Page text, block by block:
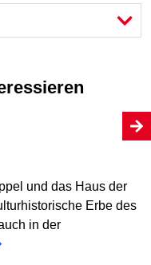
und das Haus der
Erbe des
in der